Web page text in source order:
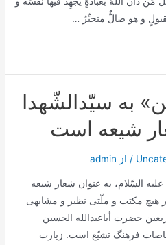
و هو ضالٌّ متحیِّرٌ …
به سیّدالشّهدا
شیعه است
/ از admin
السّلام، به عنوان شعار شیعه
هیچ مکتب و ملّتی نظیر و مشابهی
حضرت أباعبدالله الحسین
فرهنگ تشیّع است. زیارت